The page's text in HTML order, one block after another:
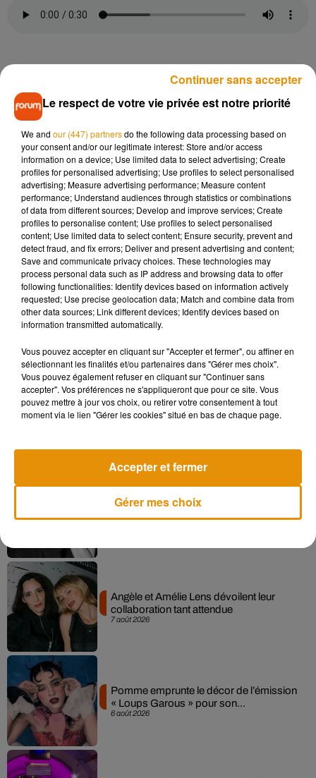
C’était aussi le premier concours culinaire auquel Alice
Huard participait. Un défi pour la passionnée, qui souhaitait
avoir les avis de grands chefs, mais aussi se prouver de quoi
comporte :
Alice Huard :
Depuis la fin de l’émission, Alice a décidé de proposer ses
services de chef à domicile dans le bassin genevois et à
Paris. Néanmoins, pas de reconversion en vue. La jeune
femme souhaite garder son entreprise spécialisée dans le
Nouvel épisode ce mardi soir de Masterchef, à suivre sur
France 2 à partir de 21h10.
Musique
Madonna sort enfin le remix de « Love
Sensation » avec Kylie Minogue
7 août 2026
Angèle et Amélie Lens dévoilent leur
collaboration tant attendue
6 août 2026
Pomme emprunte le décor de l’émission
« Loups Garous » pour son...
Le respect de votre vie privée est notre priorité
We and our (447) partnersdo the following data processing based on
your consent and/or our legitimate interest: Store and/or access
information on a device; Use limited data to select advertising; Create
profiles for personalised advertising; Use profiles to select personalised
advertising; Measure advertising performance; Measure content
performance; Understand audiences through statistics or combinations
of data from different sources; Develop and improve services; Create
profiles to personalise content; Use profiles to select personalised
content; Use limited data to select content; Ensure security, prevent and
detect fraud, and fix errors; Deliver and present advertising and content;
Save and communicate privacy choices. These technologies may
process personal data such as IP address and browsing data to offer
following functionalities: Identify devices based on information actively
requested; Use precise geolocation data; Match and combine data from
other data sources; Link different devices; Identify devices based on
information transmitted automatically.
Vous pouvez accepter en cliquant sur "Accepter et fermer", ou affiner en
sélectionnant les finalités et/ou partenaires dans "Gérer mes choix".
Vous pouvez également refuser en cliquant sur "Continuer sans
accepter". Vos préférences ne s'appliqueront que pour ce site. Vous
pouvez mettre à jour vos choix, ou retirer votre consentement à tout
moment via le lien "Gérer les cookies" situé en bas de chaque page.
Gérer mes choix
Accepter et fermer
Continuer sans accepter